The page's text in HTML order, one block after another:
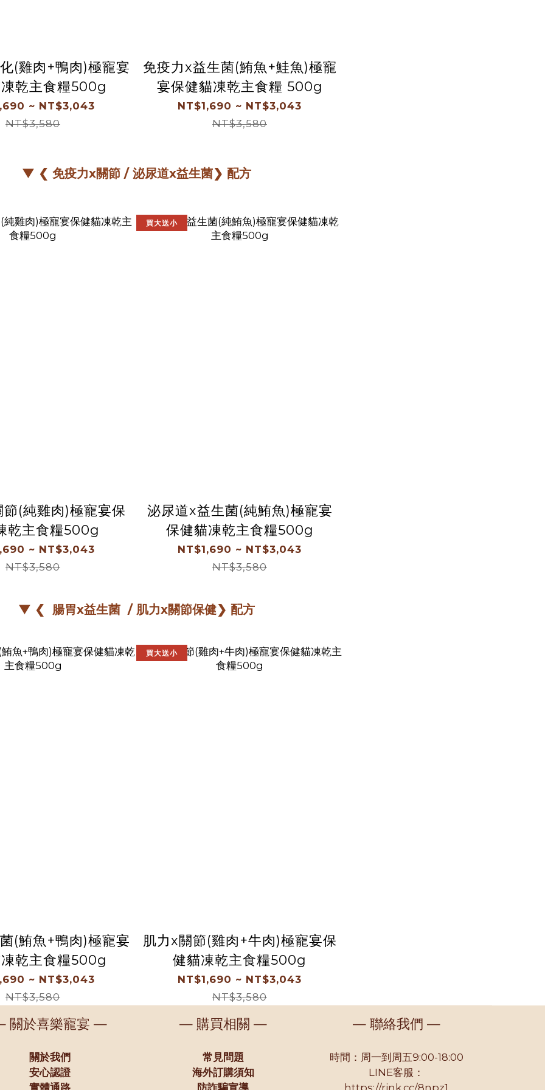
(雞肉+鴨肉)極寵宴
乾主食糧500g
~ NT$3,043
NT$3,580
免疫力x益生菌(鮪魚+鮭魚)極寵
宴保健貓凍乾主食糧 500g
NT$1,690 ~ NT$3,043
NT$3,580
▼ ❮ 免疫力x關節 / 泌尿道x益生菌❯ 配方
(純雞肉)極寵宴保
乾主食糧500g
~ NT$3,043
NT$3,580
買大送小
泌尿道x益生菌(純鮪魚)極寵宴
保健貓凍乾主食糧500g
NT$1,690 ~ NT$3,043
NT$3,580
▼ ❮ 腸胃x益生菌 / 肌力x關節保健❯ 配方
(鮪魚+鴨肉)極寵宴
乾主食糧500g
~ NT$3,043
NT$3,580
買大送小
肌力x關節(雞肉+牛肉)極寵宴保
健貓凍乾主食糧500g
NT$1,690 ~ NT$3,043
NT$3,580
關於喜樂寵宴 —
關於我們
安心認證
實體通路
— 購買相關 —
常見問題
海外訂購須知
防詐騙宣導
— 聯絡我們 —
時間：周一到周五9:00-18:00
LINE客服：
https://rink.cc/8npz1